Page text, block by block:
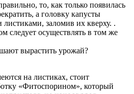
то, как только появилась
а головку капусты
заломив их кверху. .
следует осуществлять в том же
вырастить урожай?
на листиках, стоит
«Фитоспорином», который